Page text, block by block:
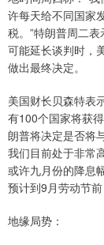
许每天给不同国家
税。”特朗普周二
可能延长谈判时，
做出最终决定。
美国财长贝森特表
有100个国家将获
朗普将决定是否将
我们目前处于非常
或许九月份的降息
预计到9月劳动节前
地缘局势：